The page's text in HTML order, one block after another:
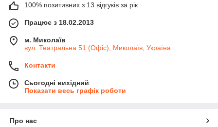
100% позитивних з 13 відгуків за рік
Працює з 18.02.2013
м. Миколаїв
вул. Театральна 51 (Офіс), Миколаїв, Україна
Контакти
Сьогодні вихідний
Показати весь графік роботи
Про нас